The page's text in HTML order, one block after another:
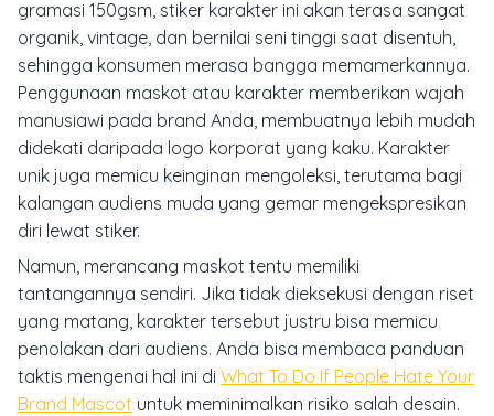
gramasi 150gsm, stiker karakter ini akan terasa sangat
organik, vintage, dan bernilai seni tinggi saat disentuh,
sehingga konsumen merasa bangga memamerkannya.
Penggunaan maskot atau karakter memberikan wajah
manusiawi pada brand Anda, membuatnya lebih mudah
didekati daripada logo korporat yang kaku. Karakter
unik juga memicu keinginan mengoleksi, terutama bagi
kalangan audiens muda yang gemar mengekspresikan
diri lewat stiker.
Namun, merancang maskot tentu memiliki
tantangannya sendiri. Jika tidak dieksekusi dengan riset
yang matang, karakter tersebut justru bisa memicu
penolakan dari audiens. Anda bisa membaca panduan
taktis mengenai hal ini di What To Do If People Hate Your
Brand Mascot untuk meminimalkan risiko salah desain.